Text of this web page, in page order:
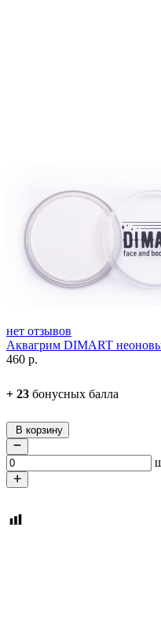
нет отзывов
Аквагрим DIMART
460 р.
+ 23 бонусных балла
В корзину